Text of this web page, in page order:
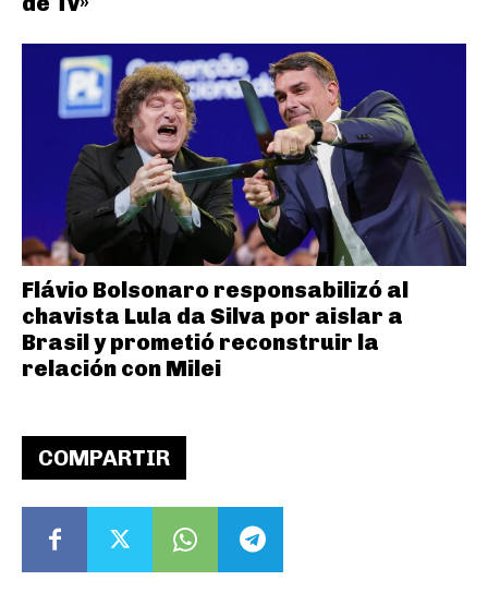
COMPARTIR
Flávio Bolsonaro responsabilizó al
chavista Lula da Silva por aislar a
Brasil y prometió reconstruir la
relación con Milei